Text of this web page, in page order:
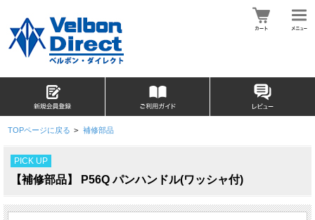
TOPページに戻る > 補修部品
PICK UP
【補修部品】 P56Q パンハンドル(ワッシャ付)